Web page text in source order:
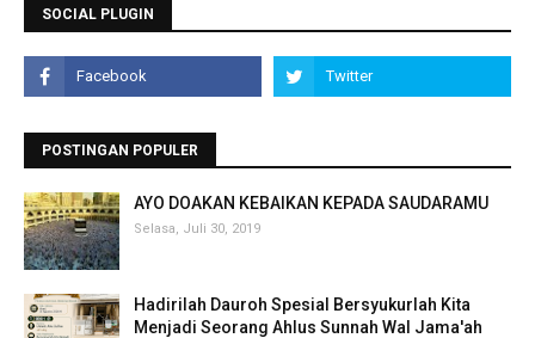
SOCIAL PLUGIN
POSTINGAN POPULER
AYO DOAKAN KEBAIKAN KEPADA SAUDARAMU
Selasa, Juli 30, 2019
Hadirilah Dauroh Spesial Bersyukurlah Kita
Menjadi Seorang Ahlus Sunnah Wal Jama'ah